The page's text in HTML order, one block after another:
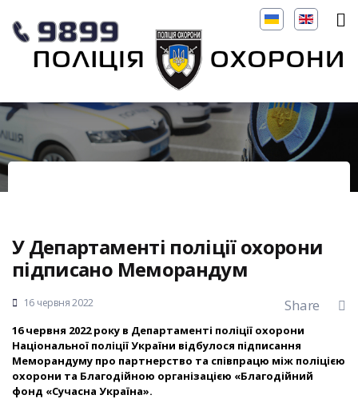
У Департаменті поліції охорони
підписано Меморандум
16 червня 2022 Share
16 червня 2022 року в Департаменті поліції охорони
Національної поліції України відбулося підписання
Меморандуму про партнерство та співпрацю між поліцією
охорони та Благодійною організацією «Благодійний
фонд «Сучасна Україна».